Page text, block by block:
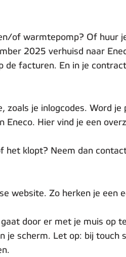
of warmtepomp? Of huur
2025 verhuisd naar
de facturen. En in je
je inlogcodes. Word
Hier vind je een
het klopt? Neem dan
website. Zo herken je een
door er met je muis op
je scherm. Let op: bij